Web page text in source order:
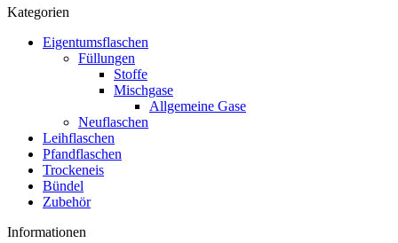
Kategorien
Eigentumsflaschen
Füllungen
Stoffe
Mischgase
Allgemeine Gase
Neuflaschen
Leihflaschen
Pfandflaschen
Trockeneis
Bündel
Zubehör
Informationen